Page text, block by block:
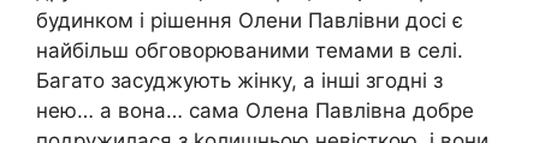
будинком і рішення Олени Павлівни досі є
найбільш обговорюваними темами в селі.
Багато засуджують жінку, а інші згодні з
нею… а вона… сама Олена Павлівна добре